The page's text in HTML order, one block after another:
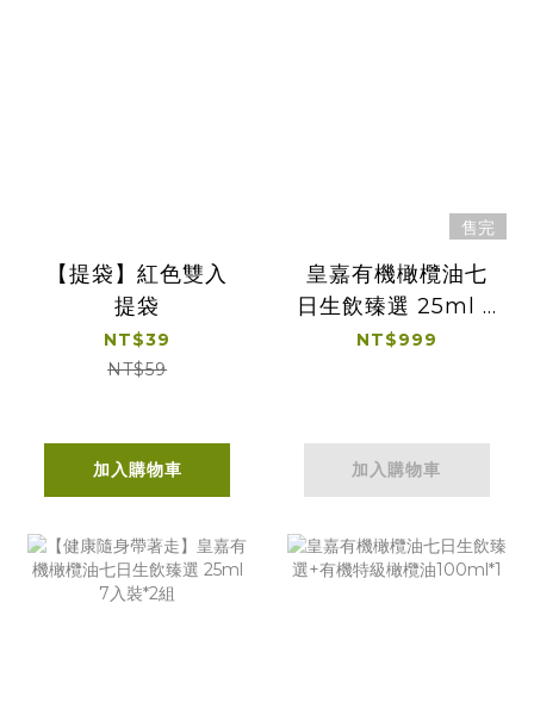
【提袋】紅色雙入
提袋
NT$39
NT$59
加入購物車
售完
皇嘉有機橄欖油七
日生飲臻選 25ml 7
入裝
NT$999
加入購物車